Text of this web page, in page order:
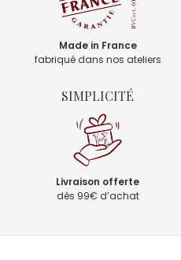
Made in France
fabriqué dans nos ateliers
SIMPLICITÉ
Livraison offerte
dès 99€ d’achat